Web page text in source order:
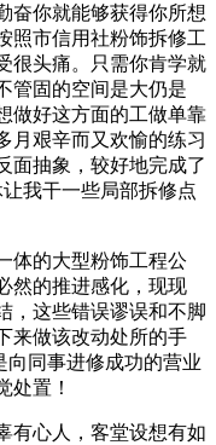
奋你就能够获得你所想
照市信用社粉饰拆修工
很头痛。只需你肯学就
管固的空间是大仍是
做好这方面的工做单靠
月艰辛而又欢愉的练习
面抽象，较好地完成了
我干一些局部拆修点
的大型粉饰工程公
然的推进感化，现现
，这些错误谬误和不脚
来做该改动处所的手
向同事进修成功的营业
处置！
心人，客堂设想有如